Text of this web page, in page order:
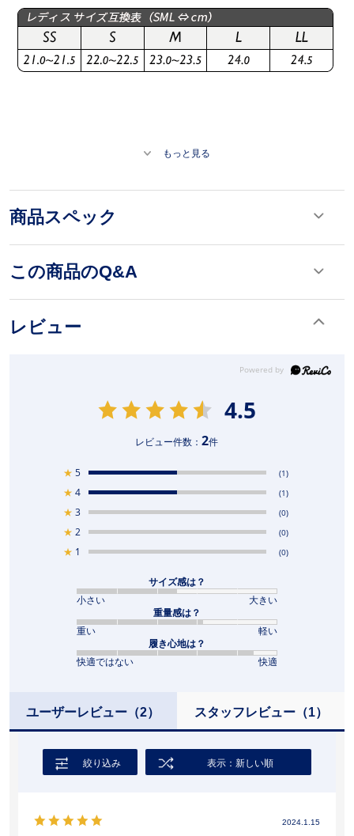
もっと見る
商品スペック
この商品のQ&A
レビュー
4.5
レビュー件数：2件
★ 5 (1)
★ 4 (1)
★ 3 (0)
★ 2 (0)
★ 1 (0)
サイズ感は？
小さい
大きい
重量感は？
重い
軽い
履き心地は？
快適ではない
快適
ユーザーレビュー （2） スタッフレビュー（1）
絞り込み 表示：新しい順
2024.1.15